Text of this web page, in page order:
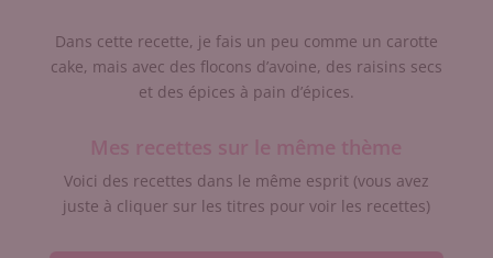
Dans cette recette, je fais un peu comme un carotte
cake, mais avec des flocons d’avoine, des raisins secs
et des épices à pain d’épices.
Mes recettes sur le même thème
Voici des recettes dans le même esprit (vous avez
juste à cliquer sur les titres pour voir les recettes)